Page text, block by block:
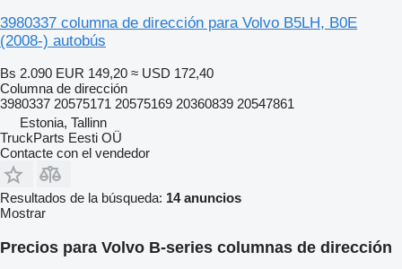
3980337 columna de dirección para Volvo B5LH, B0E
(2008-) autobús
Bs 2.090 EUR 149,20 ≈ USD 172,40
Columna de dirección
3980337 20575171 20575169 20360839 20547861
Estonia, Tallinn
TruckParts Eesti OÜ
Contacte con el vendedor
Resultados de la búsqueda: 14 anuncios
Mostrar
Precios para Volvo B-series columnas de dirección